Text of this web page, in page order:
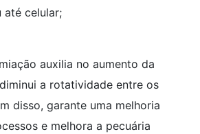
até celular;
auxilia no aumento da
a rotatividade entre os
disso, garante uma melhoria
e melhora a pecuária